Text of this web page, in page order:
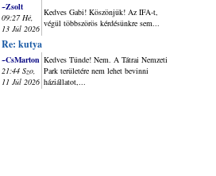
~Zsolt
09:27 Hé,
13 Júl 2026
Kedves Gabi! Köszönjük! Az IFA-t,
végül többszörös kérdésünkre sem...
Re: kutya
~CsMarton
21:44 Szo,
11 Júl 2026
Kedves Tünde! Nem. A Tátrai Nemzeti
Park területére nem lehet bevinni
háziállatot,...